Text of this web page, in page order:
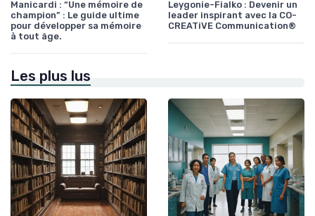
Manicardi : “Une mémoire de
champion” : Le guide ultime
pour développer sa mémoire
à tout âge.
Leygonie-Fialko : Devenir un
leader inspirant avec la CO-
CREATiVE Communication®
Les plus lus